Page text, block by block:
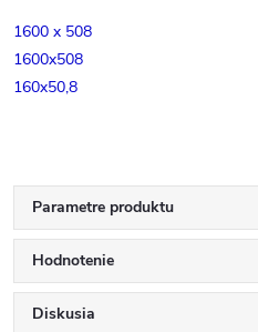
1600 x 508
1600x508
160x50,8
Parametre produktu
Hodnotenie
Diskusia